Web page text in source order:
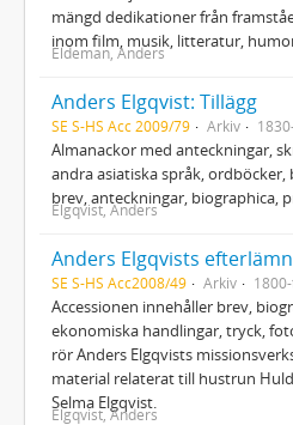
mängd dedikationer från
inom film, musik, litteratur,
Eldeman, Anders
Anders Elgqvist: Tillägg
SE S-HS Acc 2009/79 Arkiv
Almanackor med anteckningar,
andra asiatiska språk, ordböcker,
brev, anteckningar, biographica,
Elgqvist, Anders
Anders Elgqvists
SE S-HS Acc2008/49 Arkiv
Accessionen innehåller brev,
ekonomiska handlingar, tryck,
rör Anders Elgqvists
material relaterat till hustrun
Selma Elgqvist.
Elgqvist, Anders